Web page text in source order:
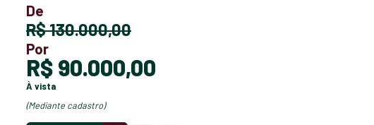
De
R$ 130.000,00
Por
R$ 90.000,00
à vista
(mediante cadastro)